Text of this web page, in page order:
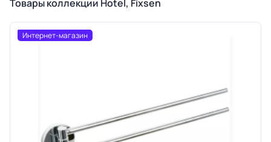
Товары коллекции Hotel, Fixsen
Интернет-магазин